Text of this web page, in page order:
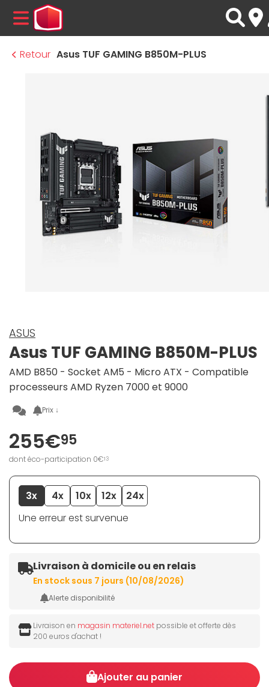
MENU
Retour Asus TUF GAMING B850M-PLUS
ASUS
Asus TUF GAMING B850M-PLUS
AMD B850 - Socket AM5 - Micro ATX - Compatible
processeurs AMD Ryzen 7000 et 9000
Prix ↓
255€95
dont éco-participation 0€13
3x 4x 10x 12x
24x
Une erreur est survenue
Livraison à domicile ou en relais
En stock sous 7 jours (10/08/2026)
Alerte disponibilité
Livraison en magasin materiel.net possible et offerte dès
200 euros d'achat !
Ajouter au panier